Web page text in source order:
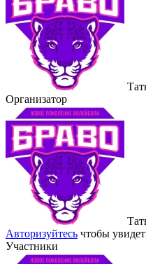
Организатор
Авторизуйтесь чтобы
Участники